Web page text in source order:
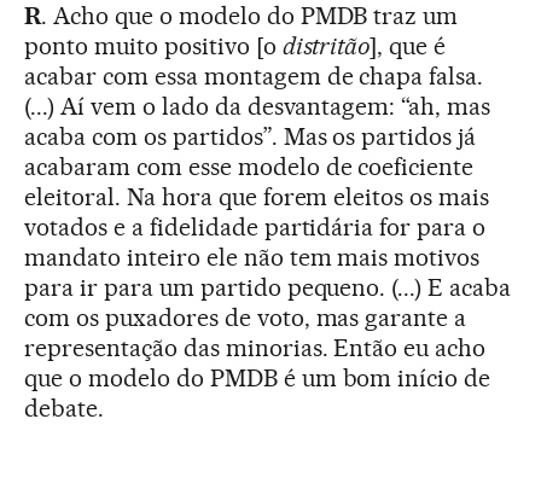
R. Acho que o modelo do PMDB traz um
ponto muito positivo [o distritão], que é
acabar com essa montagem de chapa falsa.
(...) Aí vem o lado da desvantagem: “ah, mas
acaba com os partidos”. Mas os partidos já
acabaram com esse modelo de coeficiente
eleitoral. Na hora que forem eleitos os mais
votados e a fidelidade partidária for para o
mandato inteiro ele não tem mais motivos
para ir para um partido pequeno. (...) E acaba
com os puxadores de voto, mas garante a
representação das minorias. Então eu acho
que o modelo do PMDB é um bom início de
debate.